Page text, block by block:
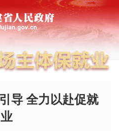
导 全力以赴促就
业